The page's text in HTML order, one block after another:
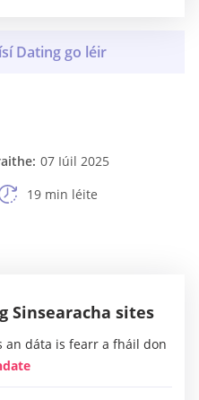
07 Iúil 2025
19 min léite
Sinsearacha sites
an dáta is fearr a fháil don